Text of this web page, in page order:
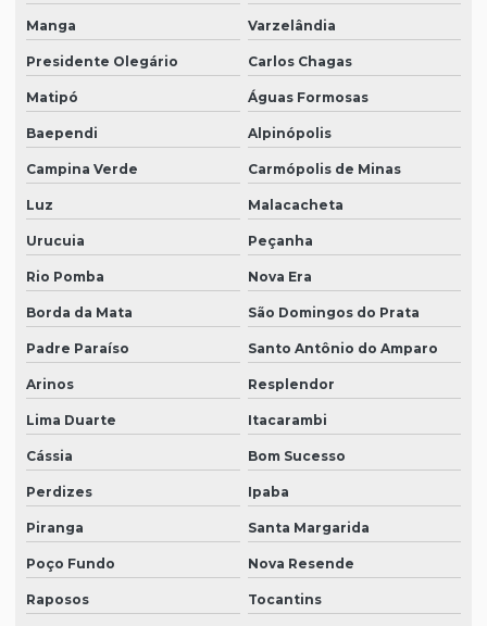
Manga Varzelândia
Presidente Olegário Carlos Chagas
Matipó Águas Formosas
Baependi Alpinópolis
Campina Verde Carmópolis de Minas
Luz Malacacheta
Urucuia Peçanha
Rio Pomba Nova Era
Borda da Mata São Domingos do Prata
Padre Paraíso Santo Antônio do Amparo
Arinos Resplendor
Lima Duarte Itacarambi
Cássia Bom Sucesso
Perdizes Ipaba
Piranga Santa Margarida
Poço Fundo Nova Resende
Raposos Tocantins